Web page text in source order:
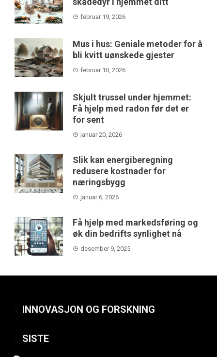
februar 19, 2026
Mus i hus: Geniale metoder for å
bli kvitt uønskede gjester
februar 10, 2026
Skjult trussel under hjemmet:
Få hjelp med radon før det er
for sent
januar 20, 2026
Slik kan energiberegning
redusere kostnader for
næringsbygg
januar 6, 2026
Få hjelp med markedsføring og
øk din bedrifts synlighet nå
desember 9, 2025
INNOVASJON OG FORSKNING
SISTE